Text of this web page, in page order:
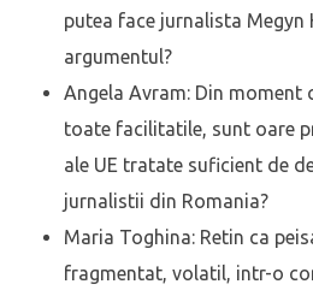
putea face jurnalista Megyn
argumentul?
Angela Avram: Din moment
toate facilitatile, sunt oare
ale UE tratate suficient de
jurnalistii din Romania?
Maria Toghina: Retin ca
fragmentat, volatil, intr-o